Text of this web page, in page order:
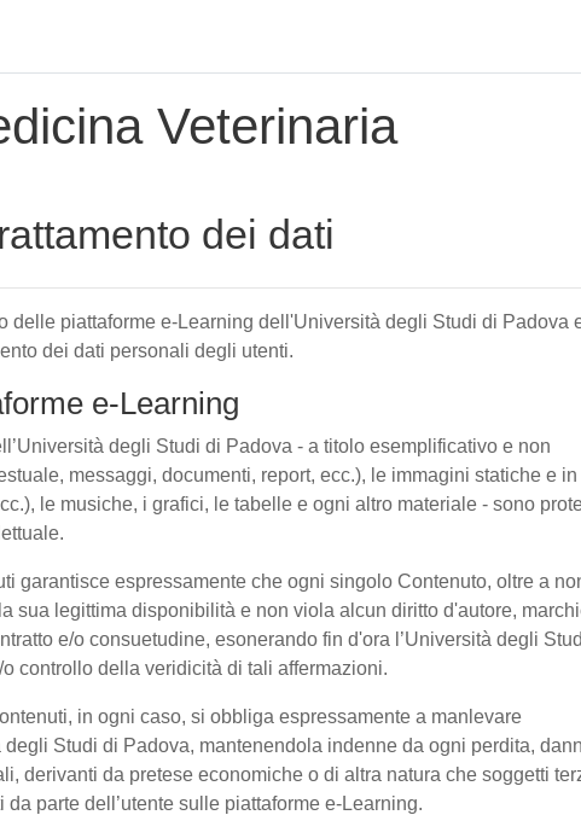
Veterinaria
dei dati
piattaforme e-Learning dell'Università degli Studi di Padova
dei dati personali degli utenti.
e-Learning
degli Studi di Padova - a titolo esemplificativo e non
messaggi, documenti, report, ecc.), le immagini statiche e in
le musiche, i grafici, le tabelle e ogni altro materiale - sono
garantisce espressamente che ogni singolo Contenuto, oltre a
sua legittima disponibilità e non viola alcun diritto d'autore,
e/o consuetudine, esonerando fin d'ora l’Università degli
controllo della veridicità di tali affermazioni.
in ogni caso, si obbliga espressamente a manlevare
Studi di Padova, mantenendola indenne da ogni perdita,
derivanti da pretese economiche o di altra natura che soggetti
parte dell’utente sulle piattaforme e-Learning.